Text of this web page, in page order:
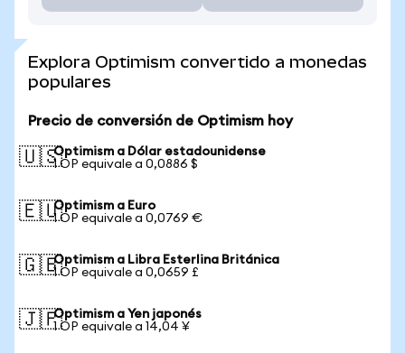
Explora Optimism convertido a monedas
populares
Precio de conversión de Optimism hoy
🇺🇸Optimism a Dólar estadounidense
1 OP equivale a 0,0886 $
🇪🇺Optimism a Euro
1 OP equivale a 0,0769 €
🇬🇧Optimism a Libra Esterlina Británica
1 OP equivale a 0,0659 £
🇯🇵Optimism a Yen japonés
1 OP equivale a 14,04 ¥